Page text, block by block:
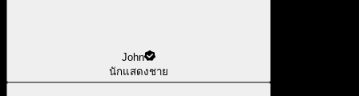
John
นักแสดงชาย